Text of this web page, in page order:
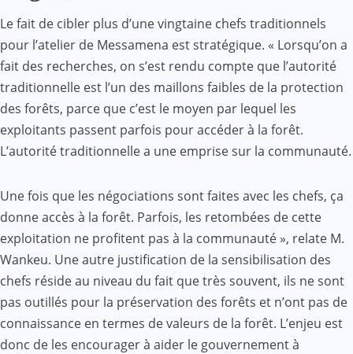
Le fait de cibler plus d’une vingtaine chefs traditionnels
pour l’atelier de Messamena est stratégique. « Lorsqu’on a
fait des recherches, on s’est rendu compte que l’autorité
traditionnelle est l’un des maillons faibles de la protection
des forêts, parce que c’est le moyen par lequel les
exploitants passent parfois pour accéder à la forêt.
L’autorité traditionnelle a une emprise sur la communauté.
Une fois que les négociations sont faites avec les chefs, ça
donne accès à la forêt. Parfois, les retombées de cette
exploitation ne profitent pas à la communauté », relate M.
Wankeu. Une autre justification de la sensibilisation des
chefs réside au niveau du fait que très souvent, ils ne sont
pas outillés pour la préservation des forêts et n’ont pas de
connaissance en termes de valeurs de la forêt. L’enjeu est
donc de les encourager à aider le gouvernement à